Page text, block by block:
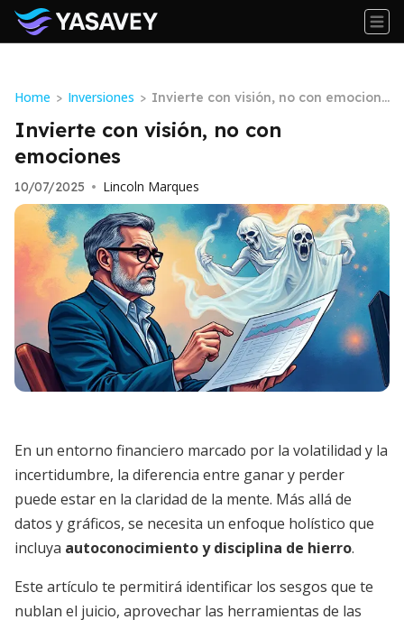
Home > Inversiones > Invierte con visión, no con emocione
s
Invierte con visión, no con
emociones
10/07/2025 • Lincoln Marques
En un entorno financiero marcado por la volatilidad y la
incertidumbre, la diferencia entre ganar y perder
puede estar en la claridad de la mente. Más allá de
datos y gráficos, se necesita un enfoque holístico que
incluya autoconocimiento y disciplina de hierro.
Este artículo te permitirá identificar los sesgos que te
nublan el juicio, aprovechar las herramientas de las